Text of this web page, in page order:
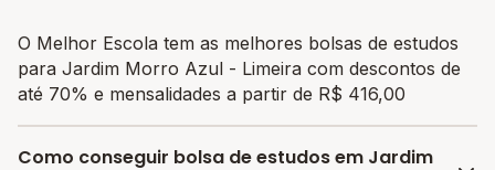
O Melhor Escola tem as melhores bolsas de estudos
para Jardim Morro Azul - Limeira com descontos de
até 70% e mensalidades a partir de R$ 416,00
Como conseguir bolsa de estudos em Jardim